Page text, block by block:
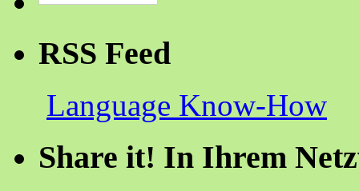
RSS Feed
Language Know-How
Share it! In Ihrem